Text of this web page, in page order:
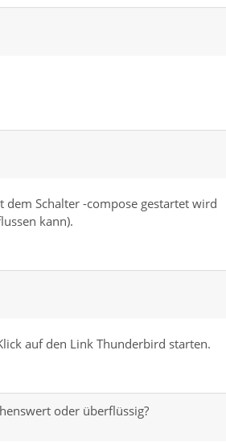
Schalter -compose gestartet wird
kann).
auf den Link Thunderbird starten.
oder überflüssig?